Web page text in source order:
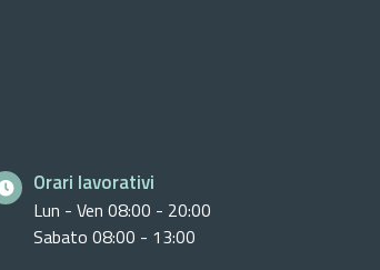
Orari lavorativi
Lun - Ven 08:00 - 20:00
Sabato 08:00 - 13:00